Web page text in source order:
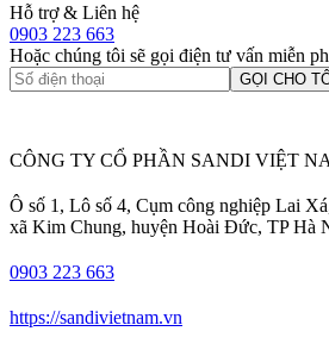
Hỗ trợ & Liên hệ
0903 223 663
Hoặc chúng tôi sẽ gọi điện tư vấn miễn
GỌI CHO
CÔNG TY CỔ PHẦN SANDI VIỆT
Ô số 1, Lô số 4, Cụm công nghiệp Lai
xã Kim Chung, huyện Hoài Đức, TP Hà
0903 223 663
https://sandivietnam.vn